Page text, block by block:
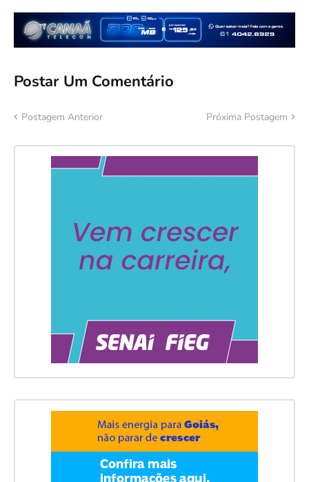
Postar Um Comentário
Postagem Anterior Próxima Postagem